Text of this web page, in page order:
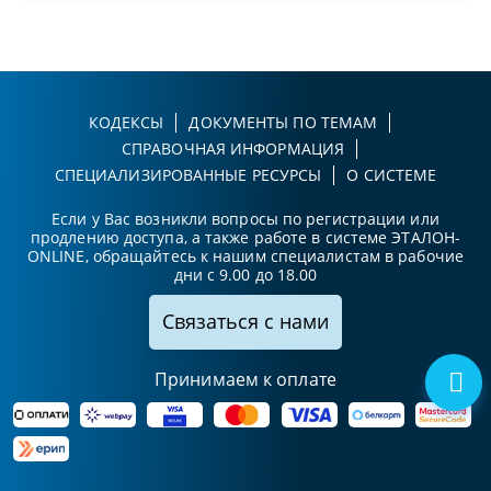
КОДЕКСЫ
ДОКУМЕНТЫ ПО ТЕМАМ
СПРАВОЧНАЯ ИНФОРМАЦИЯ
СПЕЦИАЛИЗИРОВАННЫЕ РЕСУРСЫ
О СИСТЕМЕ
Если у Вас возникли вопросы по регистрации или
продлению доступа, а также работе в системе ЭТАЛОН-
ONLINE, обращайтесь к нашим специалистам в рабочие
дни с 9.00 до 18.00
Связаться с нами
Принимаем к оплате